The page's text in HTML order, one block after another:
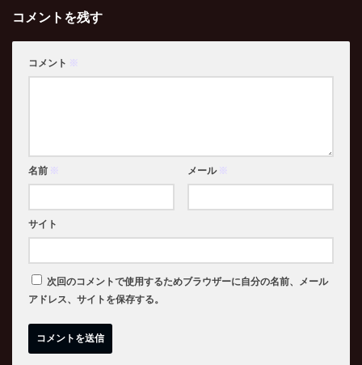
コメントを残す
コメント ※
名前 ※ メール ※
サイト
次回のコメントで使用するためブラウザーに自分の名前、メール
アドレス、サイトを保存する。